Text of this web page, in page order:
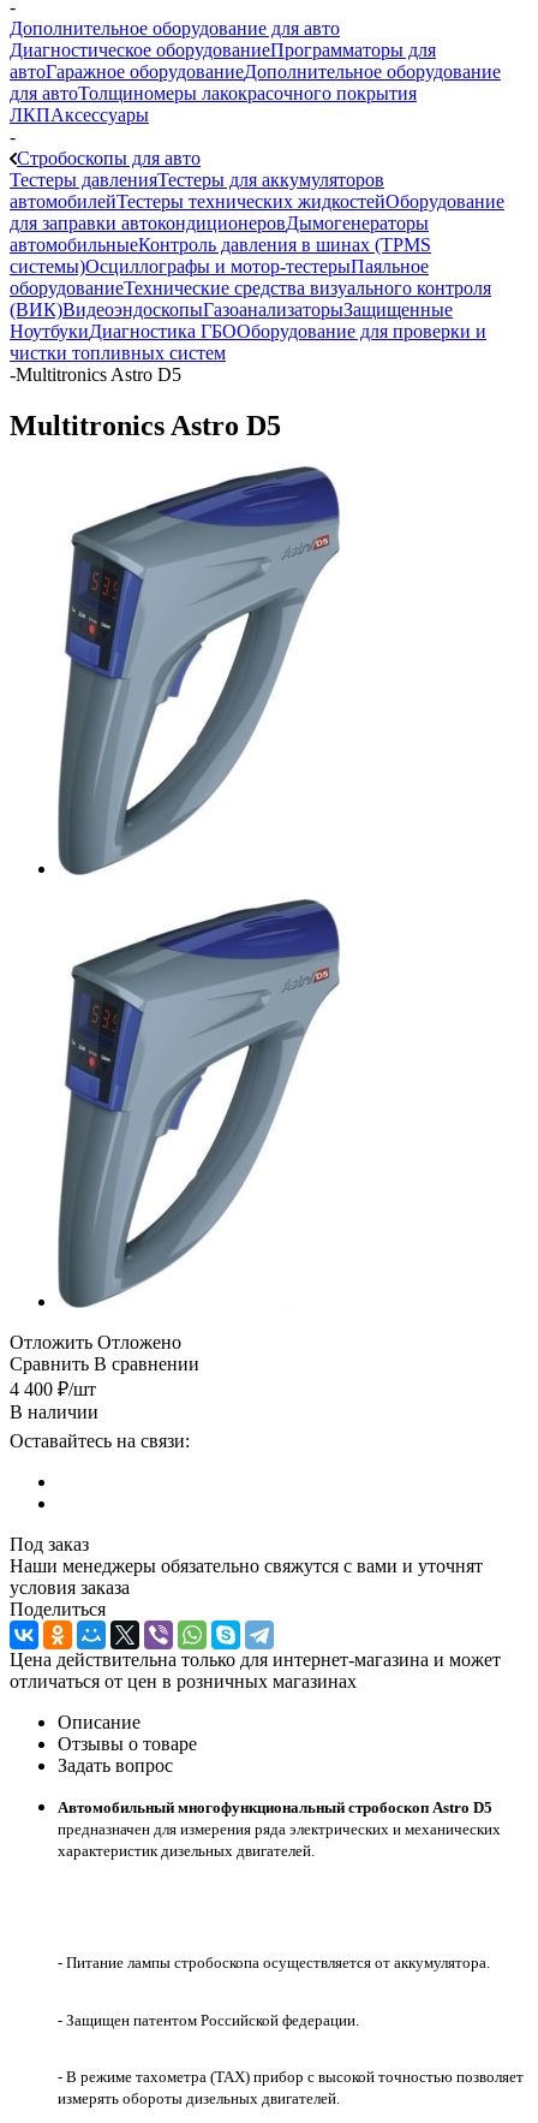
-
Дополнительное оборудование для авто
Диагностическое оборудованиеПрограмматоры для
автоГаражное оборудованиеДополнительное оборудование
для автоТолщиномеры лакокрасочного покрытия
ЛКПАксессуары
-
Стробоскопы для авто
Тестеры давленияТестеры для аккумуляторов
автомобилейТестеры технических жидкостейОборудование
для заправки автокондиционеровДымогенераторы
автомобильныеКонтроль давления в шинах (TPMS
системы)Осциллографы и мотор-тестерыПаяльное
оборудованиеТехнические средства визуального контроля
(ВИК)ВидеоэндоскопыГазоанализаторыЗащищенные
НоутбукиДиагностика ГБООборудование для проверки и
чистки топливных систем
-Multitronics Astro D5
Multitronics Astro D5
Отложить Отложено
Сравнить В сравнении
4 400 ₽/шт
В наличии
Оставайтесь на связи:
Под заказ
Наши менеджеры обязательно свяжутся с вами и уточнят
условия заказа
Поделиться
Цена действительна только для интернет-магазина и может
отличаться от цен в розничных магазинах
Описание
Отзывы о товаре
Задать вопрос
Автомобильный многофункциональный стробоскоп Astro D5
предназначен для измерения ряда электрических и механических
характеристик дизельных двигателей.
- Питание лампы стробоскопа осуществляется от аккумулятора.
- Защищен патентом Российской федерации.
- В режиме тахометра (ТАХ) прибор с высокой точностью позволяет
измерять обороты дизельных двигателей.